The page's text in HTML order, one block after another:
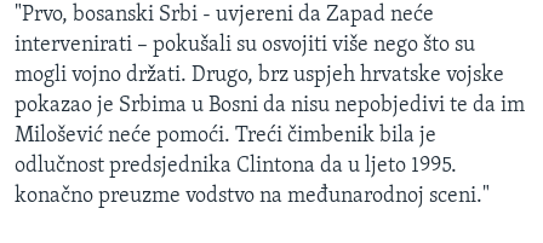
"Prvo, bosanski Srbi - uvjereni da Zapad neće
intervenirati – pokušali su osvojiti više nego što su
mogli vojno držati. Drugo, brz uspjeh hrvatske vojske
pokazao je Srbima u Bosni da nisu nepobjedivi te da im
Milošević neće pomoći. Treći čimbenik bila je
odlučnost predsjednika Clintona da u ljeto 1995.
konačno preuzme vodstvo na međunarodnoj sceni."